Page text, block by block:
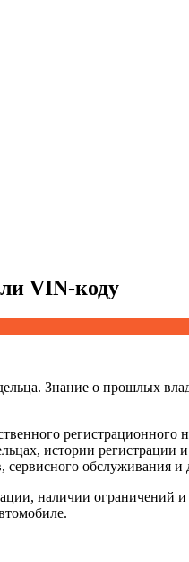
VIN-коду
Знание о прошлых
истории
обслуживания и
наличии ограничений